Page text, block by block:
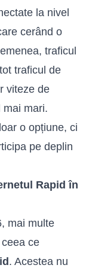
la nivel
cerând o
traficul
traficul de
viteze de
mai mari.
o opțiune, ci
pe deplin
Rapid în
mai multe
ce
. Acestea nu